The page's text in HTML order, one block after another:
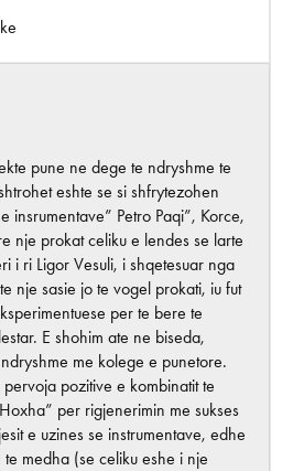
pune ne dege te ndryshme te
eshte se si shfrytezohen
insrumentave” Petro Paqi”, Korce,
nje prokat celiku e lendes se larte
i ri Ligor Vesuli, i shqetesuar nga
nje sasie jo te vogel prokati, iu fut
per te bere te
E shohim ate ne biseda,
me kolege e punetore.
pozitive e kombinatit te
per rigjenerimin me sukses
e uzines se instrumentave, edhe
medha (se celiku eshe i nje